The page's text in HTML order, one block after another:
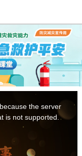
文化 | 科技 |
更多+
the server
is not supported.